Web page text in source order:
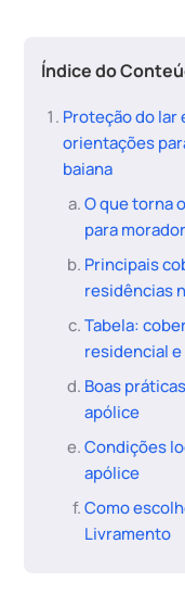
Índice do
Proteção do lar
orientações
baiana
O que torna
para
Principais
residências
Tabela:
residencial
Boas
apólice
Condições
apólice
Como
Livramento